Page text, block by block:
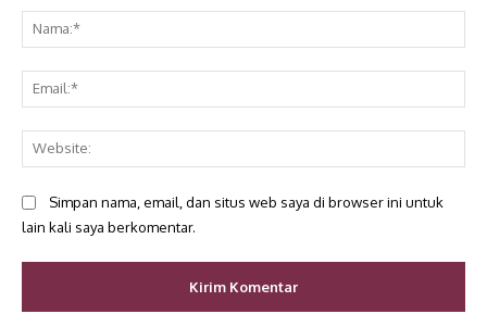
Simpan nama, email, dan situs web saya di browser ini untuk
lain kali saya berkomentar.